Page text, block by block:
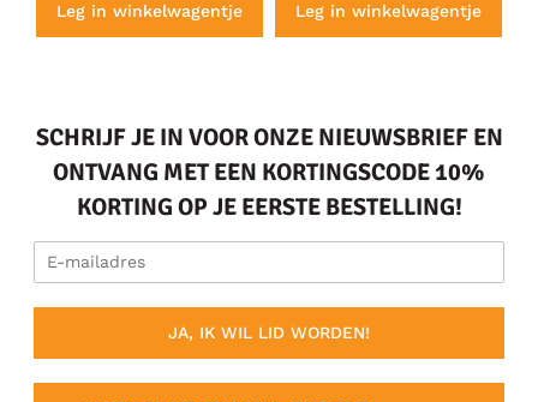
Leg in winkelwagentje Leg in winkelwagentje
SCHRIJF JE IN VOOR ONZE NIEUWSBRIEF EN
ONTVANG MET EEN KORTINGSCODE 10%
KORTING OP JE EERSTE BESTELLING!
JA, IK WIL LID WORDEN!